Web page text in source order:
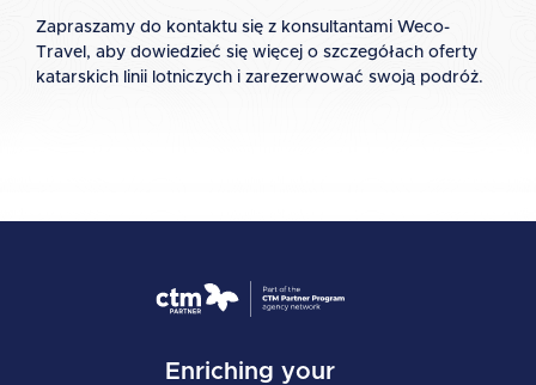
Zapraszamy do kontaktu się z konsultantami Weco-
Travel, aby dowiedzieć się więcej o szczegółach oferty
katarskich linii lotniczych i zarezerwować swoją podróż.
Enriching your